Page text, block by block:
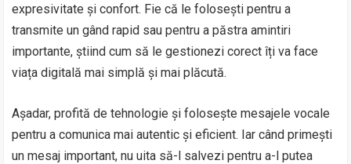
expresivitate și confort. Fie că le folosești pentru a
transmite un gând rapid sau pentru a păstra amintiri
importante, știind cum să le gestionezi corect îți va face
viața digitală mai simplă și mai plăcută.
Așadar, profită de tehnologie și folosește mesajele vocale
pentru a comunica mai autentic și eficient. Iar când primești
un mesaj important, nu uita să-l salvezi pentru a-l putea